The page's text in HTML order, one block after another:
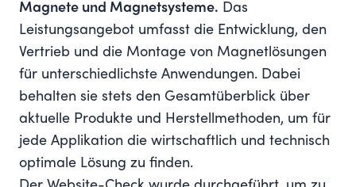
Magnete und Magnetsysteme. Das
Leistungsangebot umfasst die Entwicklung, den
Vertrieb und die Montage von Magnetlösungen
für unterschiedlichste Anwendungen. Dabei
behalten sie stets den Gesamtüberblick über
aktuelle Produkte und Herstellmethoden, um für
jede Applikation die wirtschaftlich und technisch
optimale Lösung zu finden.